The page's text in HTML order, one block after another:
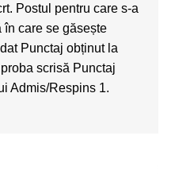
Postul pentru care s-a
în care se găsește
Punctaj obținut la
scrisă Punctaj
Admis/Respins 1.